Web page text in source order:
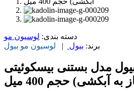
دسته بندی: لوسیون مو
برند: بیول | لوسیون مو بیول
مدل بستنی بیسکوئیتی
به آبکشی) حجم 400 میل